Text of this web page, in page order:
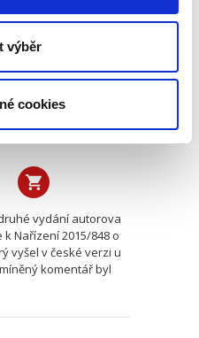
výběr
cookies
v českém civilním
vydání autorova
Nařízení 2015/848 o
vyšel v české verzi u
komentář byl